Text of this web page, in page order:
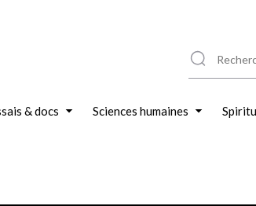
& docs Sciences humaines